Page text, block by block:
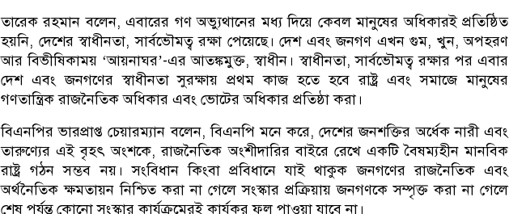
তারেক রহমান বলেন, এবারের গণ অভ্যুথানের মধ্য দিয়ে কেবল মানুষের অধিকারই প্রতিষ্ঠিত
হয়নি, দেশের স্বাধীনতা, সার্বভৌমত্ব রক্ষা পেয়েছে। দেশ এবং জনগণ এখন গুম, খুন, অপহরণ
আর বিভীষিকাময় ‘আয়নাঘর’-এর আতঙ্কমুক্ত, স্বাধীন। স্বাধীনতা, সার্বভৌমত্ব রক্ষার পর এবার
দেশ এবং জনগণের স্বাধীনতা সুরক্ষায় প্রথম কাজ হতে হবে রাষ্ট্র এবং সমাজে মানুষের
গণতান্ত্রিক রাজনৈতিক অধিকার এবং ভোটের অধিকার প্রতিষ্ঠা করা।
বিএনপির ভারপ্রাপ্ত চেয়ারম্যান বলেন, বিএনপি মনে করে, দেশের জনশক্তির অর্ধেক নারী এবং
তারুণ্যের এই বৃহৎ অংশকে, রাজনৈতিক অংশীদারির বাইরে রেখে একটি বৈষম্যহীন মানবিক
রাষ্ট্র গঠন সম্ভব নয়। সংবিধান কিংবা প্রবিধানে যাই থাকুক জনগণের রাজনৈতিক এবং
অর্থনৈতিক ক্ষমতায়ন নিশ্চিত করা না গেলে সংস্কার প্রক্রিয়ায় জনগণকে সম্পৃক্ত করা না গেলে
শেষ পর্যন্ত কোনো সংস্কার কার্যক্রমেরই কার্যকর ফল পাওয়া যাবে না।